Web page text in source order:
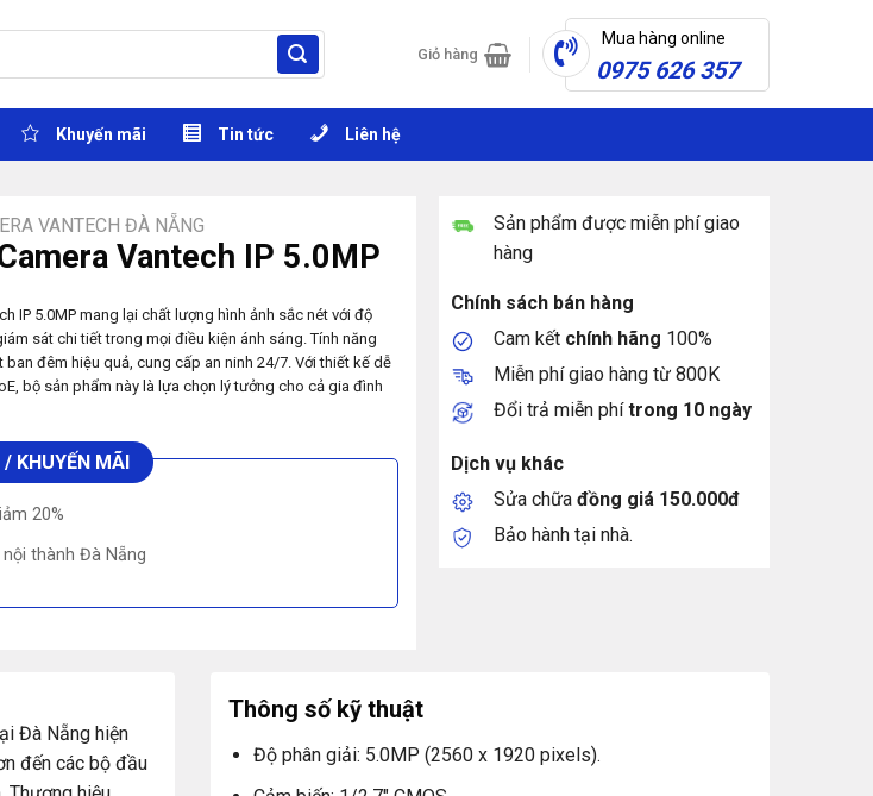
Giỏ hàng
Mua hàng online
0975 626 357
Khuyến mãi Tin tức Liên hệ
VANTECH ĐÀ NẴNG
Vantech IP 5.0MP
IP 5.0MP mang lại chất lượng hình ảnh sắc nét với độ
sát chi tiết trong mọi điều kiện ánh sáng. Tính năng
đêm hiệu quả, cung cấp an ninh 24/7. Với thiết kế dễ
bộ sản phẩm này là lựa chọn lý tưởng cho cả gia đình
KHUYẾN MÃI
20%
thành Đà Nẵng
Sản phẩm được miễn phí giao
hàng
Chính sách bán hàng
Cam kết chính hãng 100%
Miễn phí giao hàng từ 800K
Đổi trả miễn phítrong 10 ngày
Dịch vụ khác
Sửa chữađồng giá 150.000đ
Bảo hành tại nhà.
Đà Nẵng hiện
đến các bộ đầu
Thông số kỹ thuật
Độ phân giải: 5.0MP (2560 x 1920 pixels).